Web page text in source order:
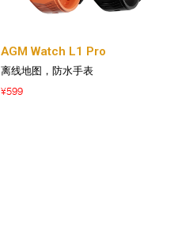
AGM Watch L1 Pro
离线地图，防水手表
¥599